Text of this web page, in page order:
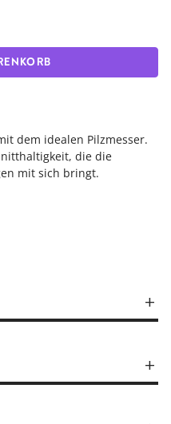
dem idealen Pilzmesser.
die die
mit sich bringt.
Produktion sehr viel
viel weiter oben
dazu ist eine